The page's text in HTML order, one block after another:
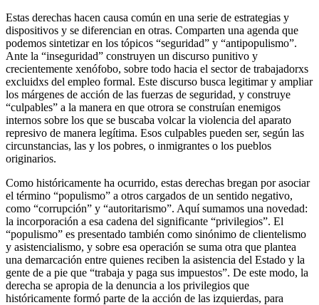
Estas derechas hacen causa común en una serie de estrategias y
dispositivos y se diferencian en otras. Comparten una agenda que
podemos sintetizar en los tópicos “seguridad” y “antipopulismo”.
Ante la “inseguridad” construyen un discurso punitivo y
crecientemente xenófobo, sobre todo hacia el sector de trabajadorxs
excluidxs del empleo formal. Este discurso busca legitimar y ampliar
los márgenes de acción de las fuerzas de seguridad, y construye
“culpables” a la manera en que otrora se construían enemigos
internos sobre los que se buscaba volcar la violencia del aparato
represivo de manera legítima. Esos culpables pueden ser, según las
circunstancias, las y los pobres, o inmigrantes o los pueblos
originarios.
Como históricamente ha ocurrido, estas derechas bregan por asociar
el término “populismo” a otros cargados de un sentido negativo,
como “corrupción” y “autoritarismo”. Aquí sumamos una novedad:
la incorporación a esa cadena del significante “privilegios”. El
“populismo” es presentado también como sinónimo de clientelismo
y asistencialismo, y sobre esa operación se suma otra que plantea
una demarcación entre quienes reciben la asistencia del Estado y la
gente de a pie que “trabaja y paga sus impuestos”. De este modo, la
derecha se apropia de la denuncia a los privilegios que
históricamente formó parte de la acción de las izquierdas, para